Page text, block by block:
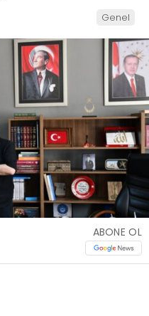
Genel
ABONE OL